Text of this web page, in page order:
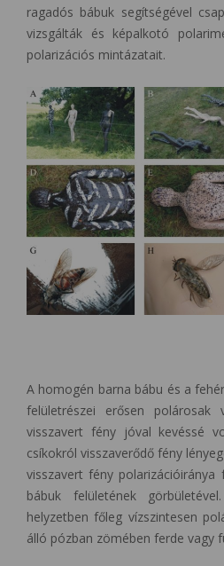
ragadós bábuk segítségével
vizsgálták és képalkotó
polarizációs mintázatait.
A homogén barna bábu és a
felületrészei erősen
visszavert fény jóval kevéssé
csíkokról visszaverődő fény
visszavert fény
bábuk felületének
helyzetben főleg vízszintesen
álló pózban zömében ferde vagy